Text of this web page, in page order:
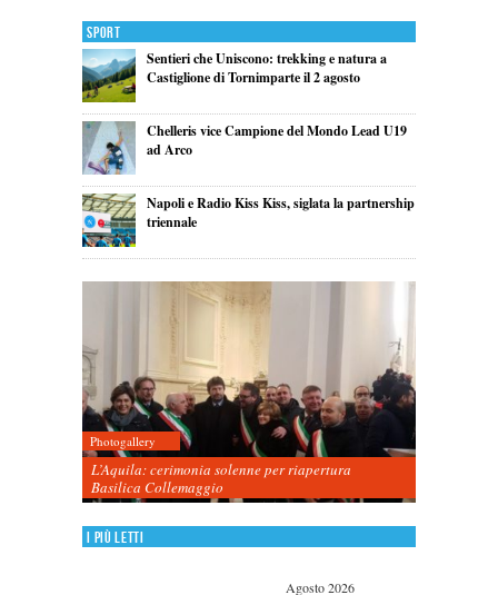
Sport
Sentieri che Uniscono: trekking e natura a
Castiglione di Tornimparte il 2 agosto
Chelleris vice Campione del Mondo Lead U19
ad Arco
Napoli e Radio Kiss Kiss, siglata la partnership
triennale
Photogallery
L’Aquila: cerimonia solenne per riapertura
Basilica Collemaggio
I più letti
Agosto 2026